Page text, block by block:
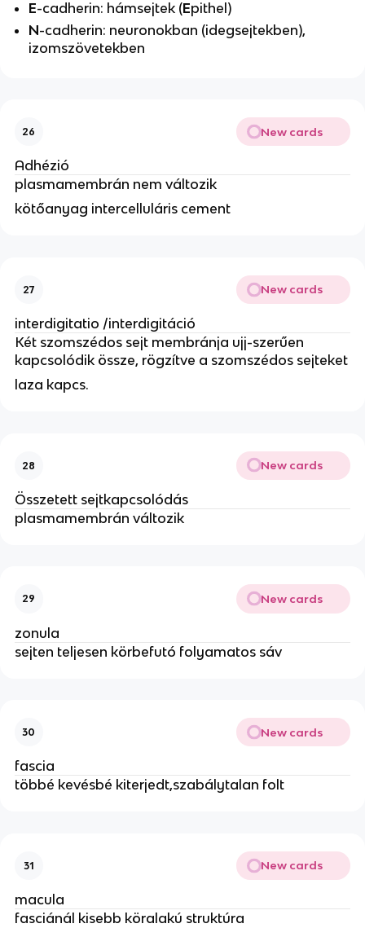
E-cadherin: hámsejtek (Epithel)
N-cadherin: neuronokban (idegsejtekben),
izomszövetekben
26 New cards
Adhézió
plasmamembrán nem változik
kötőanyag intercelluláris cement
27 New cards
interdigitatio /interdigitáció
Két szomszédos sejt membránja ujj-szerűen
kapcsolódik össze, rögzítve a szomszédos sejteket
laza kapcs.
28 New cards
Összetett sejtkapcsolódás
plasmamembrán változik
29 New cards
zonula
sejten teljesen körbefutó folyamatos sáv
30 New cards
fascia
többé kevésbé kiterjedt,szabálytalan folt
31 New cards
macula
fasciánál kisebb köralakú struktúra